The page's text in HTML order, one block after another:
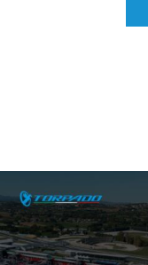
IBF sta per...
17 1